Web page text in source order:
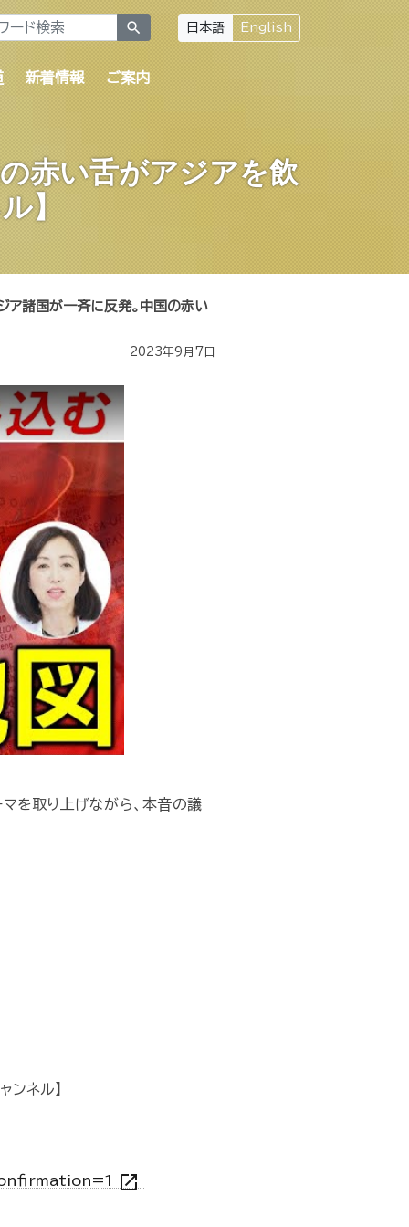
search 日本語 English
新着情報 ご案内
赤い舌がアジアを飲
】
ア諸国が一斉に反発。中国の赤い
2023年9月7日
マを取り上げながら、本音の議
ンネル】
open_in_new